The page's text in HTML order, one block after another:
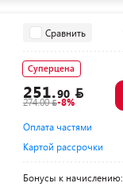
Сравнить
Суперцена
251.90
274.00 -8%
Оплата частями
Картой рассрочки
Бонусы к начислению: